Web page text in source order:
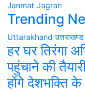
Janmat Jagran
Trending
Uttarakhand उत्तराखण्ड
हर घर तिरंगा
पहुंचाने की
होंगे देशभक्ति के